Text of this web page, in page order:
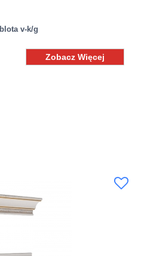
v-k/g
Zobacz Więcej